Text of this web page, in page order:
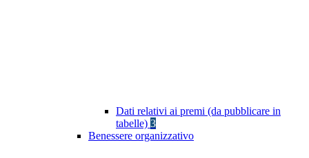
Dati relativi ai premi (da pubblicare in
tabelle) 3
Benessere organizzativo